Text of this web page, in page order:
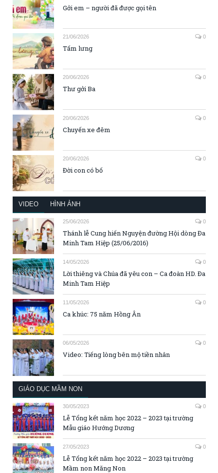
Gởi em – người đã được gọi tên
21/06/2026 0
Tấm lưng
20/06/2026 0
Thư gởi Ba
20/06/2026 0
Chuyến xe đêm
20/06/2026 0
Đời con có bố
VIDEO HÌNH ẢNH
25/06/2026 0
Thánh lễ Cung hiến Nguyện đường Hội dòng Đa
Minh Tam Hiệp (25/06/2016)
14/05/2026 0
Lời thiêng và Chúa đã yêu con – Ca đoàn HD. Đa
Minh Tam Hiệp
11/05/2026 0
Ca khúc: 75 năm Hồng Ân
06/05/2026 0
Video: Tiếng lòng bên mộ tiền nhân
GIÁO DỤC MẦM NON
30/05/2023 0
Lễ Tổng kết năm học 2022 – 2023 tại trường
Mẫu giáo Hướng Dương
27/05/2023 0
Lễ Tổng kết năm học 2022 – 2023 tại trường
Mầm non Măng Non